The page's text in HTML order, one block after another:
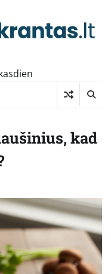
kad